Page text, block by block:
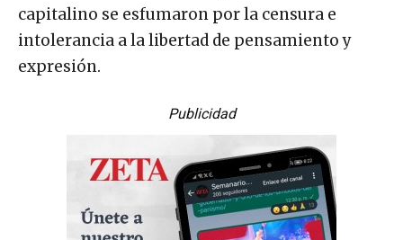
capitalino se esfumaron por la censura e
intolerancia a la libertad de pensamiento y
expresión.
Publicidad